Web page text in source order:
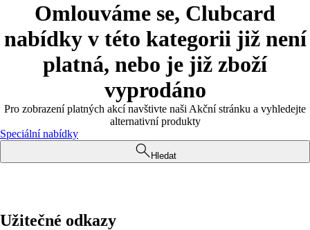
Omlouváme se, Clubcard
nabídky v této kategorii již není
platná, nebo je již zboží
vyprodáno
Pro zobrazení platných akcí navštivte naši Akční stránku a vyhledejte
alternativní produkty
Speciální nabídky
Hledat
Užitečné odkazy